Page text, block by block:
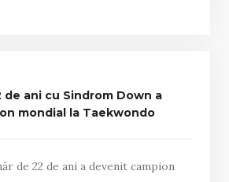
de ani cu Sindrom Down a
mondial la Taekwondo
de 22 de ani a devenit campion